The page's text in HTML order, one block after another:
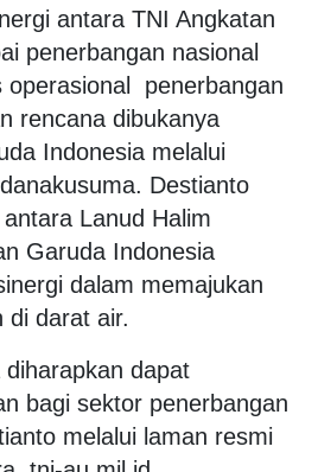
antara TNI Angkatan
penerbangan nasional
operasional penerbangan
rencana dibukanya
Indonesia melalui
Destianto
Lanud Halim
Garuda Indonesia
dalam memajukan
di darat air.
dapat
bagi sektor penerbangan
melalui laman resmi